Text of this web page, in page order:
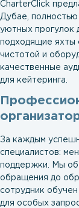
CharterClick
Дубае,
уютных прогулок
подходящие яхты
чистотой и
качественные
для кейтеринга.
За каждым
специалистов:
поддержки. Мы
обращения до
сотрудник
для особых